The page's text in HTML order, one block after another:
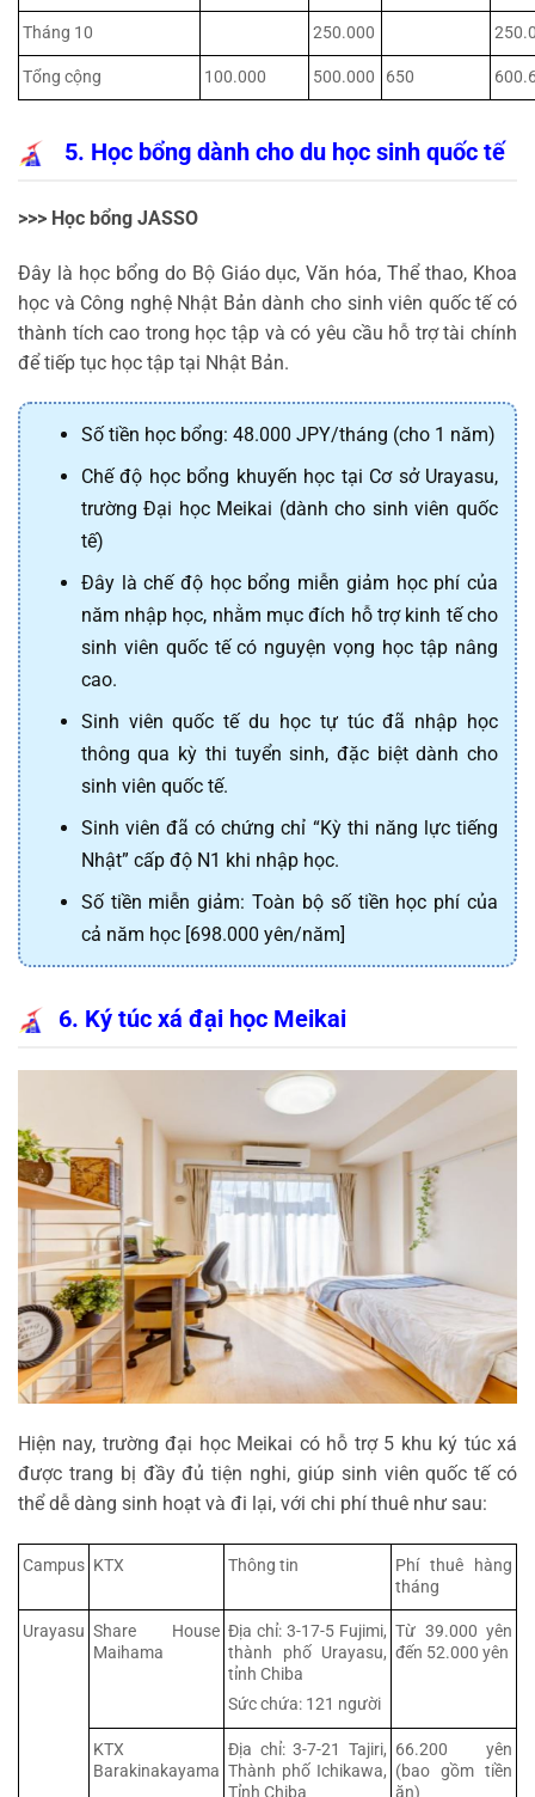
Tháng 10 250.000
Tổng cộng 100.000 500.000 650
5. Học bổng dành cho du học sinh quốc tế
>>> Học bổng JASSO
Đây là học bổng do Bộ Giáo dục, Văn hóa, Thể thao, Khoa
học và Công nghệ Nhật Bản dành cho sinh viên quốc tế có
thành tích cao trong học tập và có yêu cầu hỗ trợ tài chính
để tiếp tục học tập tại Nhật Bản.
Số tiền học bổng: 48.000 JPY/tháng (cho 1 năm)
Chế độ học bổng khuyến học tại Cơ sở Urayasu,
trường Đại học Meikai (dành cho sinh viên quốc
tế)
Đây là chế độ học bổng miễn giảm học phí của
năm nhập học, nhằm mục đích hỗ trợ kinh tế cho
sinh viên quốc tế có nguyện vọng học tập nâng
cao.
Sinh viên quốc tế du học tự túc đã nhập học
thông qua kỳ thi tuyển sinh, đặc biệt dành cho
sinh viên quốc tế.
Sinh viên đã có chứng chỉ “Kỳ thi năng lực tiếng
Nhật” cấp độ N1 khi nhập học.
Số tiền miễn giảm: Toàn bộ số tiền học phí của
cả năm học [698.000 yên/năm]
6. Ký túc xá đại học Meikai
Hiện nay, trường đại học Meikai có hỗ trợ 5 khu ký túc xá
được trang bị đầy đủ tiện nghi, giúp sinh viên quốc tế có
thể dễ dàng sinh hoạt và đi lại, với chi phí thuê như sau:
Campus KTX Thông tin
Phí thuê hàng
tháng
Urayasu Share House
Maihama
Địa chỉ: 3-17-5 Fujimi,
thành phố Urayasu,
tỉnh Chiba
Sức chứa: 121 người
Từ 39.000 yên
đến 52.000 yên
KTX
Barakinakayama
Địa chỉ: 3-7-21 Tajiri,
Thành phố Ichikawa,
Tỉnh Chiba
66.200 yên
(bao gồm tiền
ăn)